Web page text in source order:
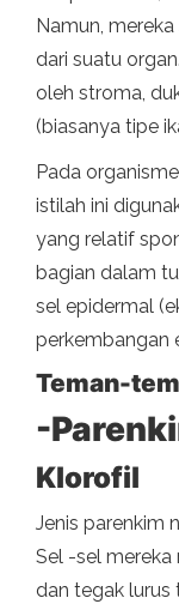
Namun,
dari suatu
oleh stroma,
(biasanya tipe
Pada
istilah ini
yang relatif
bagian dalam
sel epidermal
perkembangan
Teman-
-
Klorofil
Jenis parenkim
Sel -sel mereka
dan tegak lurus